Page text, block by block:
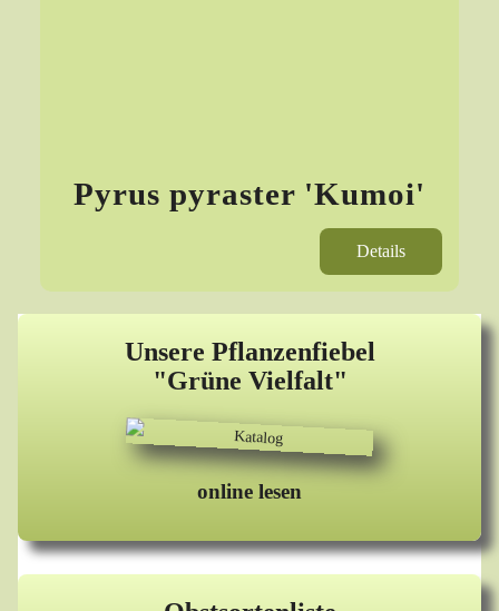
Unsere Pflanzenfiebel
"Grüne Vielfalt"
online lesen
Pyrus pyraster 'Kumoi'
Details